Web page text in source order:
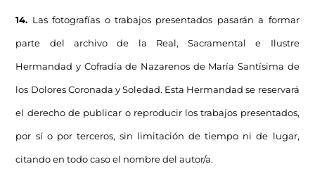
14. Las fotografías o trabajos presentados pasarán a formar
parte del archivo de la Real, Sacramental e Ilustre
Hermandad y Cofradía de Nazarenos de María Santísima de
los Dolores Coronada y Soledad. Esta Hermandad se reservará
el derecho de publicar o reproducir los trabajos presentados,
por sí o por terceros, sin limitación de tiempo ni de lugar,
citando en todo caso el nombre del autor/a.